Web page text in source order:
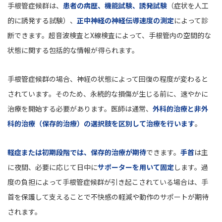
手根管症候群は、 患者の病歴、機能試験、誘発試験 （症状を人工
的に誘発する試験）、 正中神経の神経伝導速度の測定によって診
断できます。超音波検査とX線検査によって、手根管内の空間的な
状態に関する包括的な情報が得られます。
手根管症候群の場合、神経の状態によって回復の程度が変わると
されています。そのため、永続的な損傷が生じる前に、速やかに
治療を開始する必要があります。医師は通常、 外科的治療と非外
科的治療（保存的治療）の選択肢を区別して治療を行います。
軽症または初期段階では、保存的治療が期待できます。 手首は主
に夜間、必要に応じて日中にサポーターを用いて固定します。過
度の負担によって手根管症候群が引き起こされている場合は、手
首を保護して支えることで不快感の軽減や動作のサポートが期待
されます。